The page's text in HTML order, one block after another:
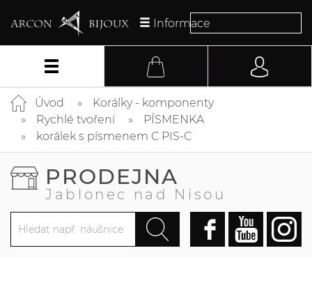
Informace
Úvod
Korálky - komponenty
Rychlé tvoření
PÍSMENKA
korálek s písmenem C PIS-C
PRODEJNA
Jablonec nad Nisou